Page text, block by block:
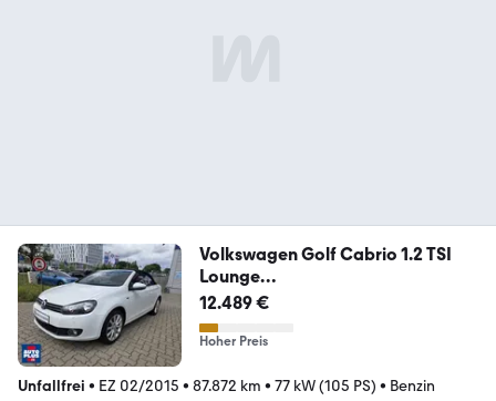
Volkswagen Golf Cabrio 1.2 TSI
Lounge
SITZHEIZNG+NAVI+PDC+G
12.489 €
Hoher Preis
Unfallfrei • EZ 02/2015 • 87.872 km • 77 kW (105 PS) • Benzin